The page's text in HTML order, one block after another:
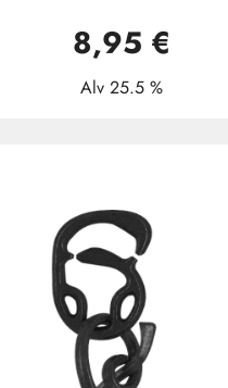
8,95 €
Alv 25.5 %